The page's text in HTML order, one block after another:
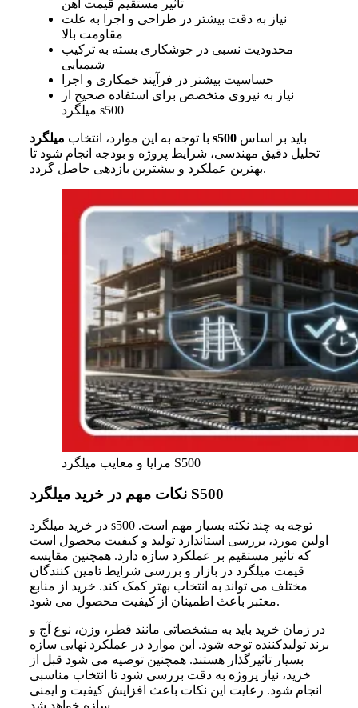
تاثیر مستقیم قیمت آهن
نیاز به دقت بیشتر در طراحی و اجرا به علت
مقاومت بالا
محدودیت نسبی در جوشکاری بسته به ترکیب
شیمیایی
حساسیت بیشتر در فرآیند خمکاری و اجرا
نیاز به نیروی متخصص برای استفاده صحیح از
میلگرد s500
با توجه به این موارد، انتخاب میلگرد s500 باید بر اساس
تحلیل دقیق مهندسی، شرایط پروژه و بودجه انجام شود تا
بهترین عملکرد و بیشترین بازدهی حاصل گردد.
مزایا و معایب میلگرد S500
نکات مهم در خرید میلگرد S500
در خرید میلگرد s500 توجه به چند نکته بسیار مهم است.
اولین مورد، بررسی استاندارد تولید و کیفیت محصول است
که تاثیر مستقیم بر عملکرد سازه دارد. همچنین مقایسه
قیمت میلگرد در بازار و بررسی شرایط تامین کنندگان
مختلف می تواند به انتخاب بهتر کمک کند. خرید از منابع
معتبر باعث اطمینان از کیفیت محصول می شود.
در زمان خرید باید به مشخصاتی مانند قطر، وزن، نوع آج و
برند تولیدکننده توجه شود. این موارد در عملکرد نهایی سازه
بسیار تاثیرگذار هستند. همچنین توصیه می شود قبل از
خرید، نیاز پروژه به دقت بررسی شود تا انتخاب مناسبی
انجام شود. رعایت این نکات باعث افزایش کیفیت و ایمنی